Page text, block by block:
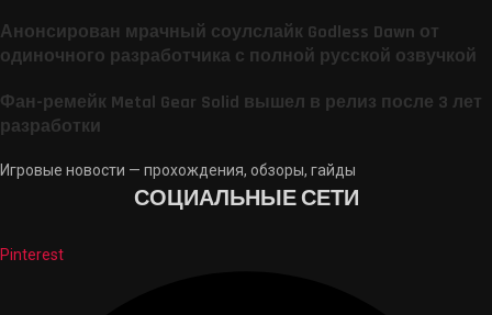
Анонсирован мрачный соулслайк Godless Dawn от
одиночного разработчика с полной русской озвучкой
Фан-ремейк Metal Gear Solid вышел в релиз после 3 лет
разработки
Игровые новости — прохождения, обзоры, гайды
СОЦИАЛЬНЫЕ СЕТИ
Pinterest